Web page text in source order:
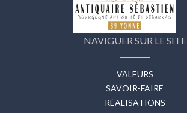
NAVIGUER SUR LE SITE
VALEURS
SAVOIR-FAIRE
RÉALISATIONS